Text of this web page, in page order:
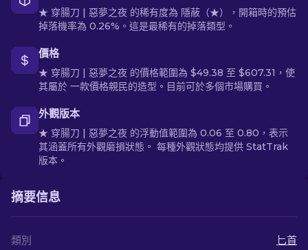
★ 穿腸刀 | 惡夢之夜 的稀有度為 隱蔽（★），開箱時的預估
掉落機率為 0.26%。這是最稀有的掉落類型。
價格
★ 穿腸刀 | 惡夢之夜 的價格範圍為 $49.38 至 $607.31，使
其屬於 一款價格親民的造型。目前可於多個市場購買。
外觀版本
★ 穿腸刀 | 惡夢之夜 的浮動值範圍為 0.06 至 0.80，表示
其涵蓋所有外觀磨損狀態。 每種外觀狀態均提供 StatTrak
版本。
摘要信息
類別
匕首